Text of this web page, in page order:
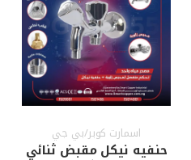
اسمارت كوبر/بي جي
حنفيه نيكل مقبض ثنائي